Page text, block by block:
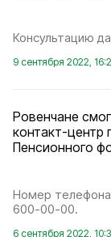
Консультацию
9 сентября 2022,
Ровенчане
контакт-центр
Пенсионного
Номер телефона
600-00-00.
6 сентября 2022,